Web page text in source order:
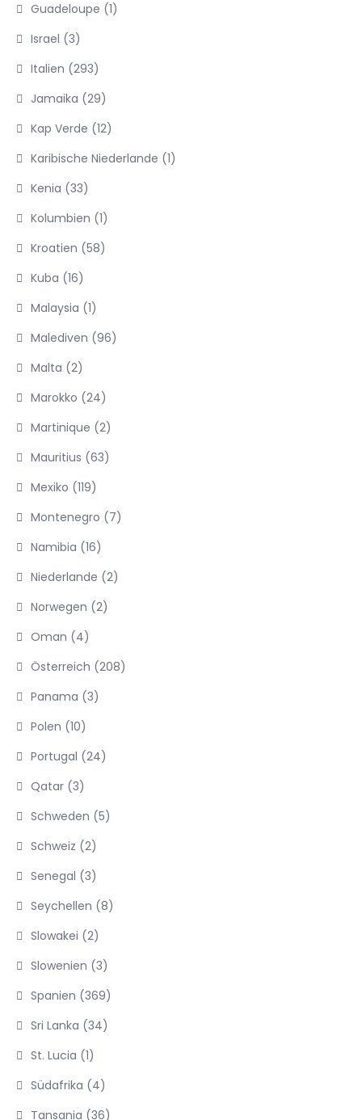
Guadeloupe (1)
Israel (3)
Italien (293)
Jamaika (29)
Kap Verde (12)
Karibische Niederlande (1)
Kenia (33)
Kolumbien (1)
Kroatien (58)
Kuba (16)
Malaysia (1)
Malediven (96)
Malta (2)
Marokko (24)
Martinique (2)
Mauritius (63)
Mexiko (119)
Montenegro (7)
Namibia (16)
Niederlande (2)
Norwegen (2)
Oman (4)
Österreich (208)
Panama (3)
Polen (10)
Portugal (24)
Qatar (3)
Schweden (5)
Schweiz (2)
Senegal (3)
Seychellen (8)
Slowakei (2)
Slowenien (3)
Spanien (369)
Sri Lanka (34)
St. Lucia (1)
Südafrika (4)
Tansania (36)